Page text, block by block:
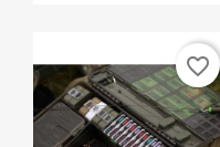
favorite_border